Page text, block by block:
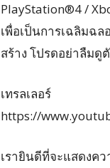
PlayStation®4 /
เพื่อเป็นการเฉลิมฉ
สร้าง โปรดอย่าลืมดู
เทรลเลอร์
https://
เรายินดีที่จะแสดงคว